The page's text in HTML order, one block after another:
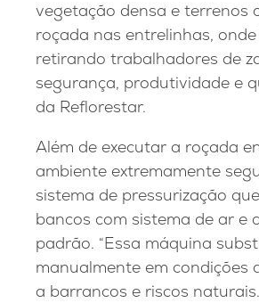
vegetação densa e terrenos
roçada nas entrelinhas,
retirando trabalhadores de
segurança, produtividade e
da Reflorestar.
Além de executar a roçada
ambiente extremamente
sistema de pressurização
bancos com sistema de ar e
padrão. “Essa máquina
manualmente em condições
a barrancos e riscos